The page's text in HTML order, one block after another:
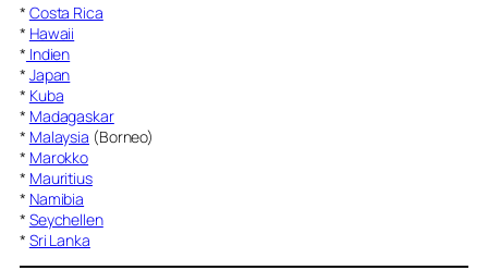
* Costa Rica
* Hawaii
* Indien
* Japan
* Kuba
* Madagaskar
* Malaysia (Borneo)
* Marokko
* Mauritius
* Namibia
* Seychellen
* Sri Lanka